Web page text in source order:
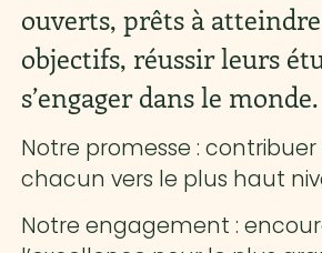
ouverts, prêts à
objectifs, réussir leurs
s’engager dans le monde.
Notre promesse :
chacun vers le plus haut
Notre engagement :